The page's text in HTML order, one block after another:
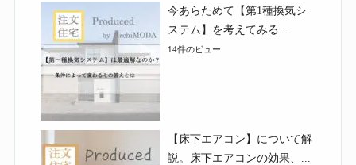
今あらためて【第1種換気シ
ステム】を考えてみる...
14件のビュー
【床下エアコン】について解
説。床下エアコンの効果、...